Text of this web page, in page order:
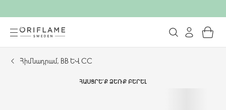
Հիմնադրամ, BB և CC
ՀԱՍՑՐԵ՛Ք ՁԵՌՔ ԲԵՐԵԼ